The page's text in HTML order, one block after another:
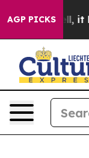
AGP PICKS
Well, it Didn’t